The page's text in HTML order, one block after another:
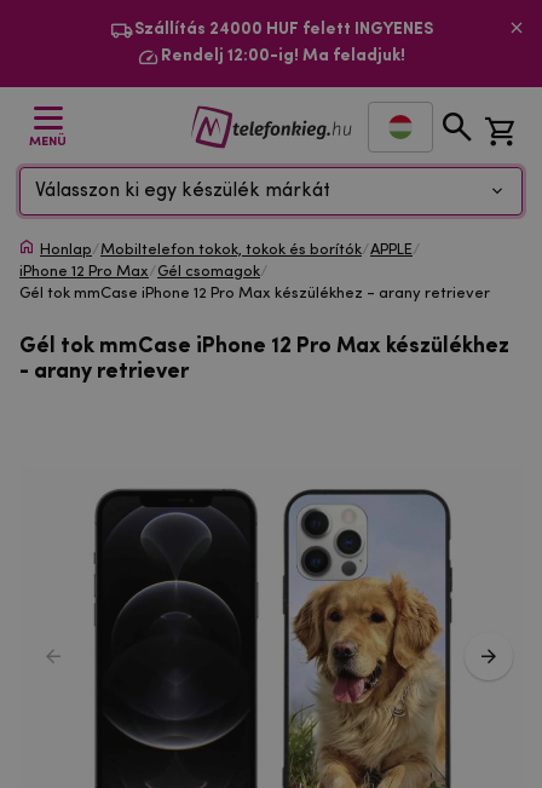
Szállítás 24000 HUF felett INGYENES
Rendelj 12:00-ig! Ma feladjuk!
MENÜ
Válasszon ki egy készülék márkát
Honlap/Mobiltelefon tokok, tokok és borítók/APPLE/
iPhone 12 Pro Max/Gél csomagok/
Gél tok mmCase iPhone 12 Pro Max készülékhez - arany retriever
Gél tok mmCase iPhone 12 Pro Max készülékhez
- arany retriever